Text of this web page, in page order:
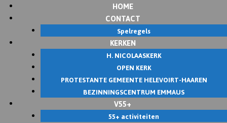
Skip
HOME
CONTACT
Spelregels
KERKEN
H. NICOLAASKERK
OPEN KERK
PROTESTANTE GEMEENTE HELEVOIRT-HAAREN
BEZINNINGSCENTRUM EMMAUS
V55+
55+ activiteiten